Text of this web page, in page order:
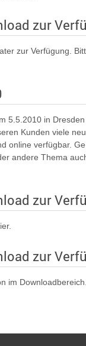
zur
zur Verfügung.
5.5.2010 in
Kunden viele
online verfügbar.
andere Thema
zur
zur
im